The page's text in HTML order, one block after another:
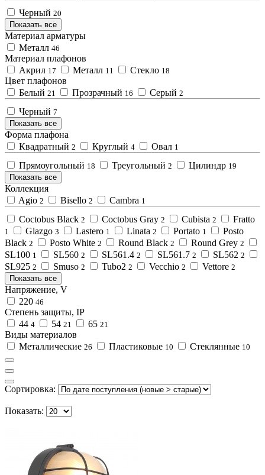
Черный 20
Показать все
Материал арматуры
Металл 46
Материал плафонов
Акрил 17 Металл 11 Стекло 18
Цвет плафонов
Белый 21 Прозрачный 16 Серый 2
Черный 7
Показать все
Форма плафона
Квадратный 2 Круглый 4 Овал 1
Прямоугольный 18 Треугольный 2 Цилиндр 19
Показать все
Коллекция
Agio 2 Bisello 2 Cambra 1
Coctobus Black 2 Coctobus Gray 2 Cubista 2 Fratto
1 Glazgo 3 Lastero 1 Linata 2 Portato 1
Posto
Black 2 Posto White 2 Round Black 2 Round Grey 2
SL100 1 SL560 2 SL561.4 2 SL561.7 2 SL562 2
SL925 2 Smuso 2 Tubo2 2 Vecchio 2 Vettore 2
Показать все
Напряжение, V
220 46
Степень защиты, IP
44 4 54 21 65 21
Виды материалов
Металлические 26 Пластиковые 10 Стеклянные 10
Сортировка:
Показать: